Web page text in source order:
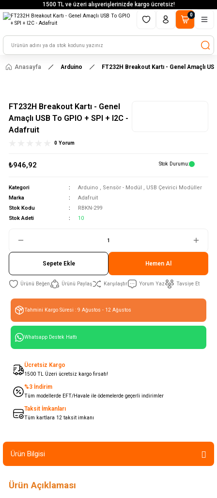
1500 TL ve üzeri alışverişlerinizde kargo ücretsiz!
0
Anasayfa Arduino FT232H Breakout Kartı - Genel Amaçlı
FT232H Breakout Kartı - Genel
Amaçlı USB To GPIO + SPI + I2C -
Adafruit
0 Yorum
₺946,92 Stok Durumu
Kategori Arduino , Sensör - Modül , USB Çevirici Modüller
Marka
Adafruit
Stok Kodu
RBKN-299
Stok Adeti
10
Sepete Ekle Hemen Al
Ürünü Paylaş Karşılaştır Yorum Yaz Tavsiye Et
Tahmini Kargo Süresi : 9 Ağustos - 12 Ağustos
Whatsapp Destek Hattı
Ücretsiz Kargo
1500 TL Üzeri ücretsiz kargo fırsatı!
%3 İndirim
Tüm modellerde EFT/Havale ile ödemelerde geçerli indirimler
Taksit İmkanları
Tüm kartlara 12 taksit imkanı
Ürün Bilgisi
Ürün Açıklaması